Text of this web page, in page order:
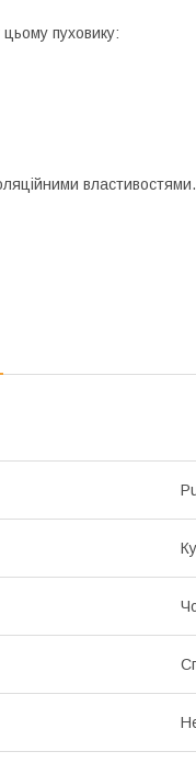
цьому пуховику:
властивостями.